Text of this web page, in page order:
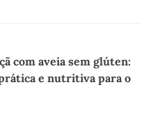
com aveia sem glúten:
e nutritiva para o